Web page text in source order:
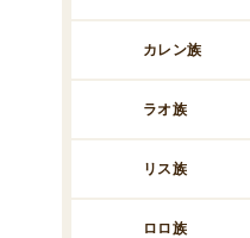
カレン族
ラオ族
リス族
ロロ族